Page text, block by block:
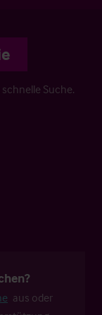
Suche.
aus oder